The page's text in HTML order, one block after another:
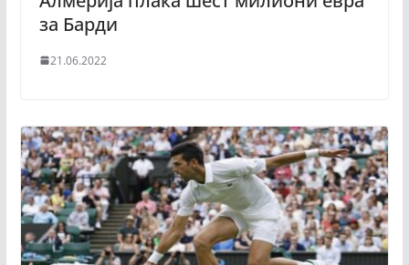
за Барди
21.06.2022